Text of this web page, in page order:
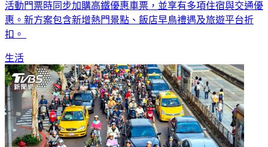
活動門票時同步加購高鐵優惠車票，並享有多項住宿與交通優
惠。新方案包含新增熱門景點、飯店早鳥禮遇及旅遊平台折
扣。
生活